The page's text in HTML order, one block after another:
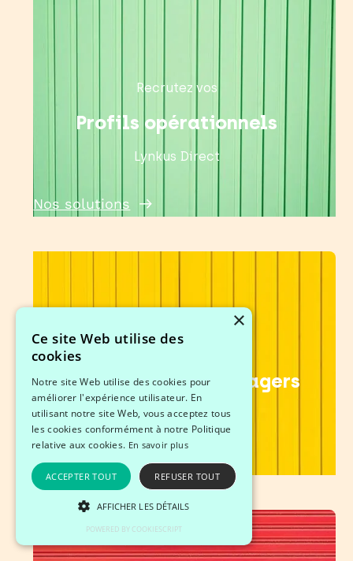
Recrutez vos
Profils opérationnels
Lynkus Direct
Nos solutions
recrutez vos
Cadre & middle managers
Lynkus Target
Nos solutions
×
Ce site Web utilise des
cookies
Notre site Web utilise des cookies pour
améliorer l'expérience utilisateur. En
utilisant notre site Web, vous acceptez tous
les cookies conformément à notre Politique
relative aux cookies. En savoir plus
ACCEPTER TOUT REFUSER TOUT
AFFICHER LES DÉTAILS
POWERED BY COOKIESCRIPT